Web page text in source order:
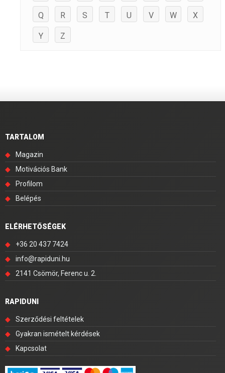
Q R S T U V W X
Y Z
TARTALOM
◆
Magazin
◆
Motivációs Bank
◆
Profilom
◆
Belépés
ELÉRHETŐSÉGEK
◆
+36 20 437 7424
◆
info@rapiduni.hu
◆
2141 Csömör, Ferenc u. 2.
RAPIDUNI
◆
Szerződési feltételek
◆
Gyakran ismételt kérdések
◆
Kapcsolat